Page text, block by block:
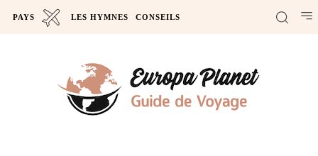
PAYS LES HYMNES CONSEILS